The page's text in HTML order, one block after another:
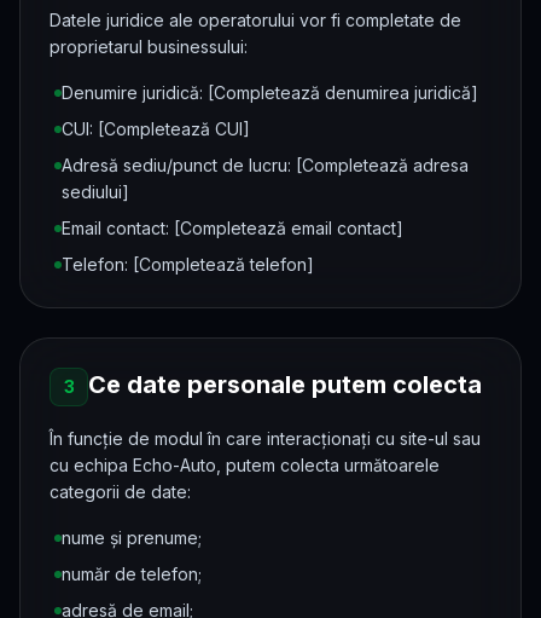
Datele juridice ale operatorului vor fi completate de
proprietarul businessului:
Denumire juridică: [Completează denumirea juridică]
CUI: [Completează CUI]
Adresă sediu/punct de lucru: [Completează adresa
sediului]
Email contact: [Completează email contact]
Telefon: [Completează telefon]
3 Ce date personale putem colecta
În funcție de modul în care interacționați cu site-ul sau
cu echipa Echo-Auto, putem colecta următoarele
categorii de date:
nume și prenume;
număr de telefon;
adresă de email;